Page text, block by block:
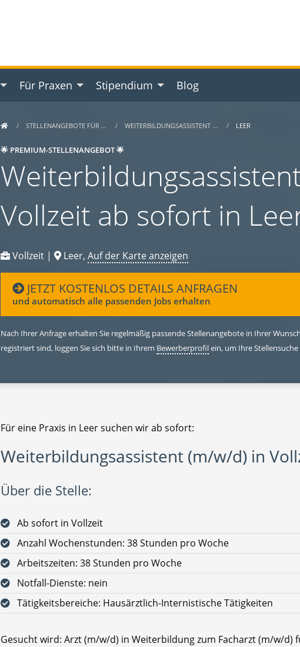
Für Praxen Stipendium Blog
STELLENANGEBOTE FÜR … WEITERBILDUNGSASSISTENT … LEER
🌟 PREMIUM-STELLENANGEBOT 🌟
Vollzeit ab sofort in
Vollzeit | Leer, Auf der Karte anzeigen
JETZT KOSTENLOS DETAILS ANFRAGEN
und automatisch alle passenden Jobs erhalten
Nach Ihrer Anfrage erhalten Sie regelmäßig passende Stellenangebote in Ihrer
registriert sind, loggen Sie sich bitte in Ihrem Bewerberprofilein, um Ihre
Für eine Praxis in Leer suchen wir ab sofort:
Weiterbildungsassistent (m/w/d) in
Über die Stelle:
Ab sofort in Vollzeit
Anzahl Wochenstunden: 38 Stunden pro Woche
Arbeitszeiten: 38 Stunden pro Woche
Notfall-Dienste: nein
Tätigkeitsbereiche: Hausärztlich-Internistische Tätigkeiten
Gesucht wird: Arzt (m/w/d) in Weiterbildung zum Facharzt (m/w/d)